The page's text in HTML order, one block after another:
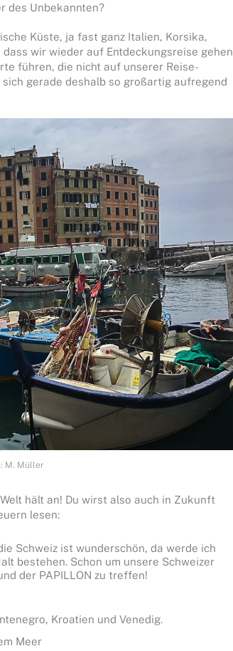
des Unbekannten?
Küste, ja fast ganz Italien, Korsika,
wir wieder auf Entdeckungsreise gehen
führen, die nicht auf unserer Reise-
gerade deshalb so großartig aufregend
M. Müller
hält an! Du wirst also auch in Zukunft
lesen:
Schweiz ist wunderschön, da werde ich
bestehen. Schon um unsere Schweizer
der PAPILLON zu treffen!
Kroatien und Venedig.
Meer